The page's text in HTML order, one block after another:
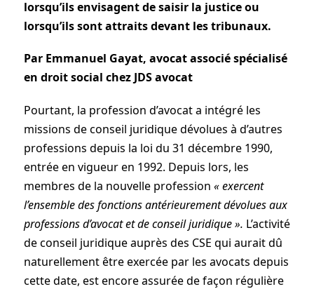
lorsqu’ils envisagent de saisir la justice ou
lorsqu’ils sont attraits devant les tribunaux.
Par Emmanuel Gayat, avocat associé spécialisé
en droit social chez JDS avocat
Pourtant, la profession d’avocat a intégré les
missions de conseil juridique dévolues à d’autres
professions depuis la loi du 31 décembre 1990,
entrée en vigueur en 1992. Depuis lors, les
membres de la nouvelle profession « exercent
l’ensemble des fonctions antérieurement dévolues aux
professions d’avocat et de conseil juridique ». L’activité
de conseil juridique auprès des CSE qui aurait dû
naturellement être exercée par les avocats depuis
cette date, est encore assurée de façon régulière